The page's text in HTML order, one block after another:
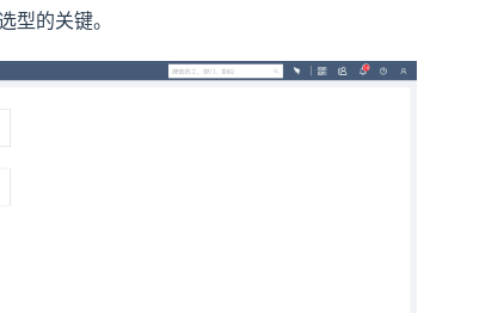
型的关键。